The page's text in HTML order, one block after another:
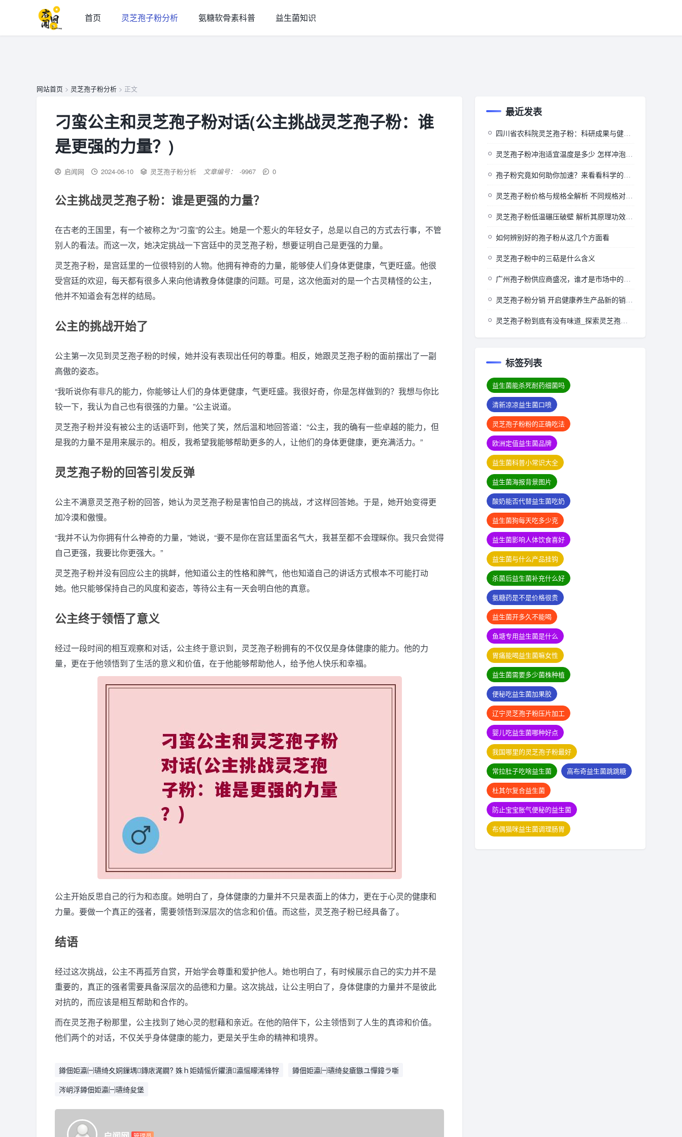
首页 灵芝孢子粉分析 氨糖软骨素科普 益生菌知识
网站首页 > 灵芝孢子粉分析 > 正文
刁蛮公主和灵芝孢子粉对话(公主挑战灵芝孢子粉：谁
是更强的力量？)
启闻网 2024-06-10 灵芝孢子粉分析 文章编号： -9967 0
公主挑战灵芝孢子粉：谁是更强的力量？
在古老的王国里，有一个被称之为“刁蛮”的公主。她是一个惹火的年轻女子，总是以自己的方式去行事，不管
别人的看法。而这一次，她决定挑战一下宫廷中的灵芝孢子粉，想要证明自己是更强的力量。
灵芝孢子粉，是宫廷里的一位很特别的人物。他拥有神奇的力量，能够使人们身体更健康，气更旺盛。他很
受宫廷的欢迎，每天都有很多人来向他请教身体健康的问题。可是，这次他面对的是一个古灵精怪的公主，
他并不知道会有怎样的结局。
公主的挑战开始了
公主第一次见到灵芝孢子粉的时候，她并没有表现出任何的尊重。相反，她跟灵芝孢子粉的面前摆出了一副
高傲的姿态。
“我听说你有非凡的能力，你能够让人们的身体更健康，气更旺盛。我很好奇，你是怎样做到的？我想与你比
较一下，我认为自己也有很强的力量。”公主说道。
灵芝孢子粉并没有被公主的话语吓到，他笑了笑，然后温和地回答道：“公主，我的确有一些卓越的能力，但
是我的力量不是用来展示的。相反，我希望我能够帮助更多的人，让他们的身体更健康，更充满活力。”
灵芝孢子粉的回答引发反弹
公主不满意灵芝孢子粉的回答，她认为灵芝孢子粉是害怕自己的挑战，才这样回答她。于是，她开始变得更
加冷漠和傲慢。
“我并不认为你拥有什么神奇的力量，”她说，“要不是你在宫廷里面名气大，我甚至都不会理睬你。我只会觉得
自己更强，我要比你更强大。”
灵芝孢子粉并没有回应公主的挑衅，他知道公主的性格和脾气，他也知道自己的讲话方式根本不可能打动
她。他只能够保持自己的风度和姿态，等待公主有一天会明白他的真意。
公主终于领悟了意义
经过一段时间的相互观察和对话，公主终于意识到，灵芝孢子粉拥有的不仅仅是身体健康的能力。他的力
量，更在于他领悟到了生活的意义和价值，在于他能够帮助他人，给予他人快乐和幸福。
公主开始反思自己的行为和态度。她明白了，身体健康的力量并不只是表面上的体力，更在于心灵的健康和
力量。要做一个真正的强者，需要领悟到深层次的信念和价值。而这些，灵芝孢子粉已经具备了。
结语
经过这次挑战，公主不再孤芳自赏，开始学会尊重和爱护他人。她也明白了，有时候展示自己的实力并不是
重要的，真正的强者需要具备深层次的品德和力量。这次挑战，让公主明白了，身体健康的力量并不是彼此
对抗的，而应该是相互帮助和合作的。
而在灵芝孢子粉那里，公主找到了她心灵的慰藉和亲近。在他的陪伴下，公主领悟到了人生的真谛和价值。
他们两个的对话，不仅关乎身体健康的能力，更是关乎生命的精神和境界。
鐏佃姖瀛㈠瓙绮夊姛鏁堣鏄庡浘鐗? 姝ｈ姖婧愮伒鑺濆瀛愮矇浠锋牸
鐏佃姖瀛㈠瓙绮夋瘡鏃ユ憚鍏ラ噺
涔岄浮鐏佃姖瀛㈠瓙绮夋堡
最近发表
四川省农科院灵芝孢子粉：科研成果与健康价值的深度探索
灵芝孢子粉冲泡适宜温度是多少 怎样冲泡效果佳
孢子粉究竟如何助你加速？来看看科学的背后”
灵芝孢子粉价格与规格全解析 不同规格对应怎样的价格
灵芝孢子粉低温碾压破壁 解析其原理功效及相关注意事项
如何辨别好的孢子粉从这几个方面看
灵芝孢子粉中的三萜是什么含义
广州孢子粉供应商盛况，谁才是市场中的佼佼者？
灵芝孢子粉分销 开启健康养生产品新的销售与推广模式
灵芝孢子粉到底有没有味道_探索灵芝孢子粉的风味特性：真实体验分享)
标签列表
益生菌能杀死耐药细菌吗
清新凉凉益生菌口喷
灵芝孢子粉粉的正确吃法
欧洲定值益生菌品牌
益生菌科普小常识大全
益生菌海报背景图片
酸奶能否代替益生菌吃奶
益生菌狗每天吃多少克
益生菌影响人体饮食喜好
益生菌与什么产品挂钩
杀菌后益生菌补充什么好
氨糖药是不是价格很贵
益生菌开多久不能喝
鱼塘专用益生菌是什么
胃痛能喝益生菌嘛女性
益生菌需要多少菌株种植
便秘吃益生菌加果胶
辽宁灵芝孢子粉压片加工
婴儿吃益生菌哪种好点
我国哪里的灵芝孢子粉最好
常拉肚子吃啥益生菌
高布奇益生菌跳跳糖
杜其尔复合益生菌
防止宝宝胀气便秘的益生菌
布偶猫咪益生菌调理肠胃